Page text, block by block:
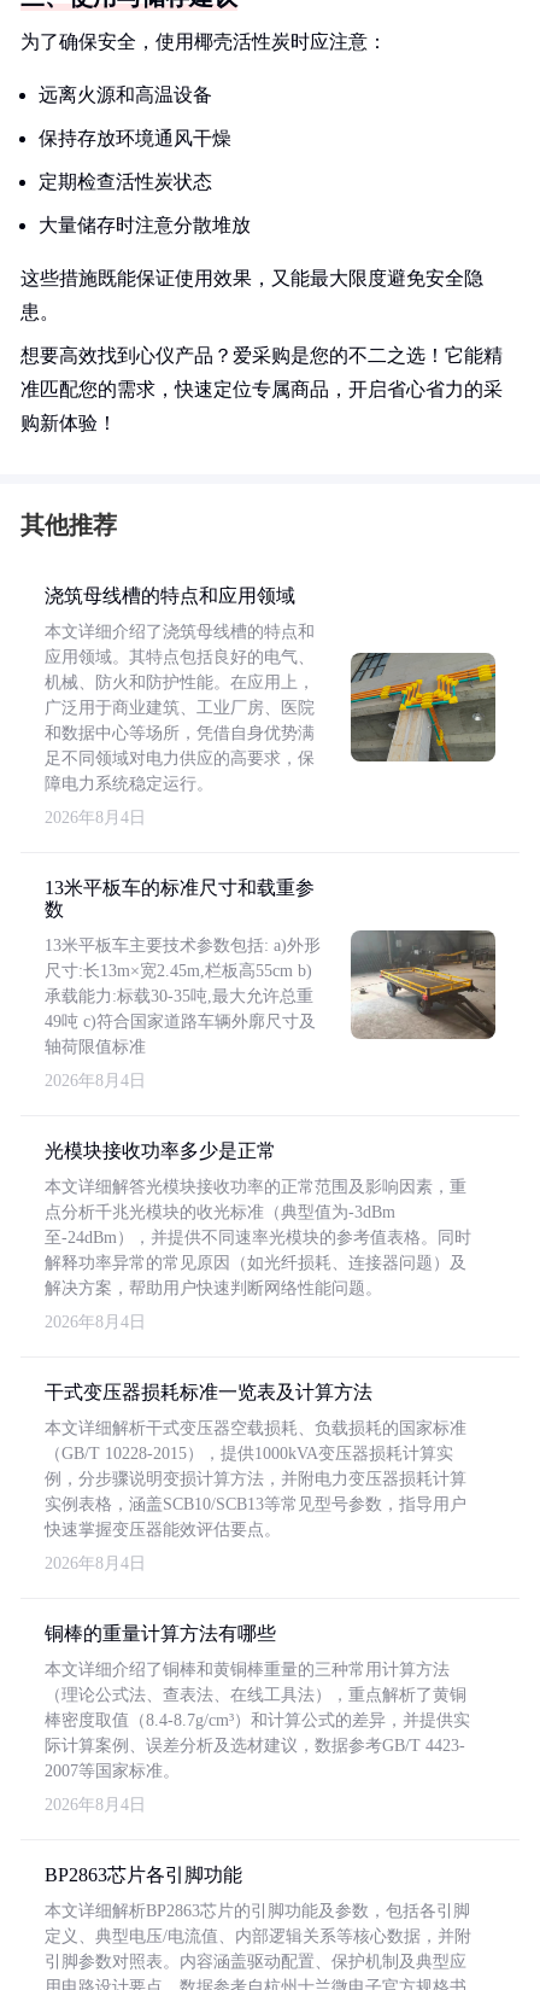
为了确保安全，使用椰壳活性炭时应注意：
远离火源和高温设备
保持存放环境通风干燥
定期检查活性炭状态
大量储存时注意分散堆放
这些措施既能保证使用效果，又能最大限度避免安全隐
患。
想要高效找到心仪产品？爱采购是您的不二之选！它能精
准匹配您的需求，快速定位专属商品，开启省心省力的采
购新体验！
其他推荐
浇筑母线槽的特点和应用领域
本文详细介绍了浇筑母线槽的特点和
应用领域。其特点包括良好的电气、
机械、防火和防护性能。在应用上，
广泛用于商业建筑、工业厂房、医院
和数据中心等场所，凭借自身优势满
足不同领域对电力供应的高要求，保
障电力系统稳定运行。
2026年8月4日
13米平板车的标准尺寸和载重参
数
13米平板车主要技术参数包括: a)外形
尺寸:长13m×宽2.45m,栏板高55cm b)
承载能力:标载30-35吨,最大允许总重
49吨 c)符合国家道路车辆外廓尺寸及
轴荷限值标准
2026年8月4日
光模块接收功率多少是正常
本文详细解答光模块接收功率的正常范围及影响因素，重
点分析千兆光模块的收光标准（典型值为-3dBm
至-24dBm），并提供不同速率光模块的参考值表格。同时
解释功率异常的常见原因（如光纤损耗、连接器问题）及
解决方案，帮助用户快速判断网络性能问题。
2026年8月4日
干式变压器损耗标准一览表及计算方法
本文详细解析干式变压器空载损耗、负载损耗的国家标准
（GB/T 10228-2015），提供1000kVA变压器损耗计算实
例，分步骤说明变损计算方法，并附电力变压器损耗计算
实例表格，涵盖SCB10/SCB13等常见型号参数，指导用户
快速掌握变压器能效评估要点。
2026年8月4日
铜棒的重量计算方法有哪些
本文详细介绍了铜棒和黄铜棒重量的三种常用计算方法
（理论公式法、查表法、在线工具法），重点解析了黄铜
棒密度取值（8.4-8.7g/cm³）和计算公式的差异，并提供实
际计算案例、误差分析及选材建议，数据参考GB/T 4423-
2007等国家标准。
2026年8月4日
BP2863芯片各引脚功能
本文详细解析BP2863芯片的引脚功能及参数，包括各引脚
定义、典型电压/电流值、内部逻辑关系等核心数据，并附
引脚参数对照表。内容涵盖驱动配置、保护机制及典型应